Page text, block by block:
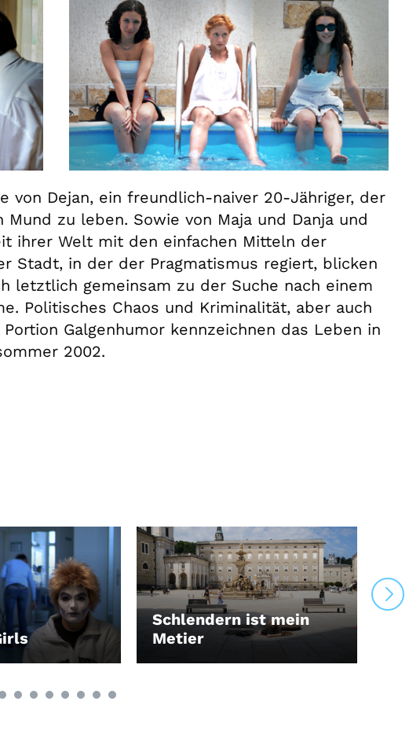
von Dejan, ein freundlich-naiver 20-Jähriger, der
zu leben. Sowie von Maja und Danja und
ihrer Welt mit den einfachen Mitteln der
Stadt, in der der Pragmatismus regiert, blicken
letztlich gemeinsam zu der Suche nach einem
Politisches Chaos und Kriminalität, aber auch
Galgenhumor kennzeichnen das Leben in
2002.
Schlendern ist mein
Metier
LEIHEN